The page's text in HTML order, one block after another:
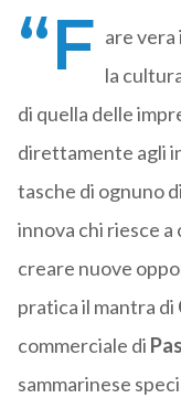
“F are
la
di quella delle
direttamente agli
tasche di ognuno
innova chi riesce
creare nuove
pratica il mantra di
commerciale di
sammarinese